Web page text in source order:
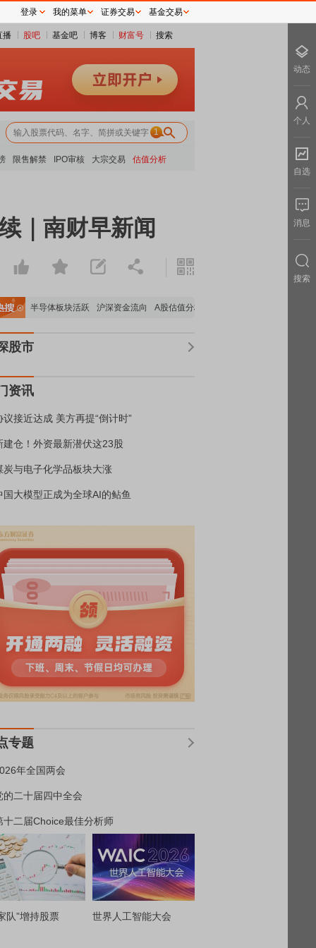
播 股吧 基金吧 博客 财富号 搜索
1
限售解禁 IPO审核 大宗交易 估值分析
｜南财早新闻
强 半导体板块活跃 沪深资金流向 A股估值分析全览
股市
资讯
议接近达成 美方再提“倒计时”
建仓！外资最新潜伏这23股
炭与电子化学品板块大涨
国大模型正成为全球AI的鲇鱼
专题
年全国两会
的二十届四中全会
十二届Choice最佳分析师
队”增持股票 世界人工智能大会
登录 我的菜单 证券交易 基金交易
动态
个人
自选
消息
搜索